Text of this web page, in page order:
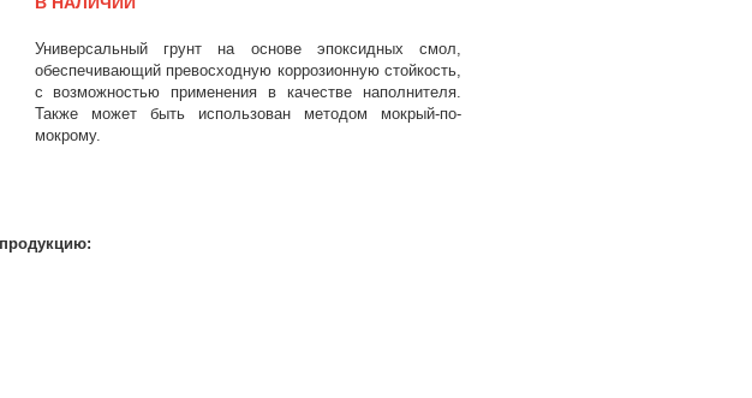
Универсальный грунт на основе эпоксидных смол,
обеспечивающий превосходную коррозионную стойкость,
с возможностью применения в качестве наполнителя.
Также может быть использован методом мокрый-по-
мокрому.